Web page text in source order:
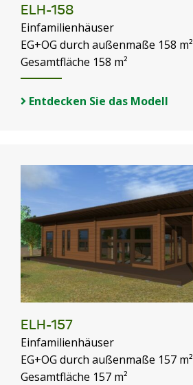
ELH-158
Einfamilienhäuser
EG+OG durch außenmaße 158 m²
Gesamtfläche 158 m²
Entdecken Sie das Modell
ELH-157
Einfamilienhäuser
EG+OG durch außenmaße 157 m²
Gesamtfläche 157 m²